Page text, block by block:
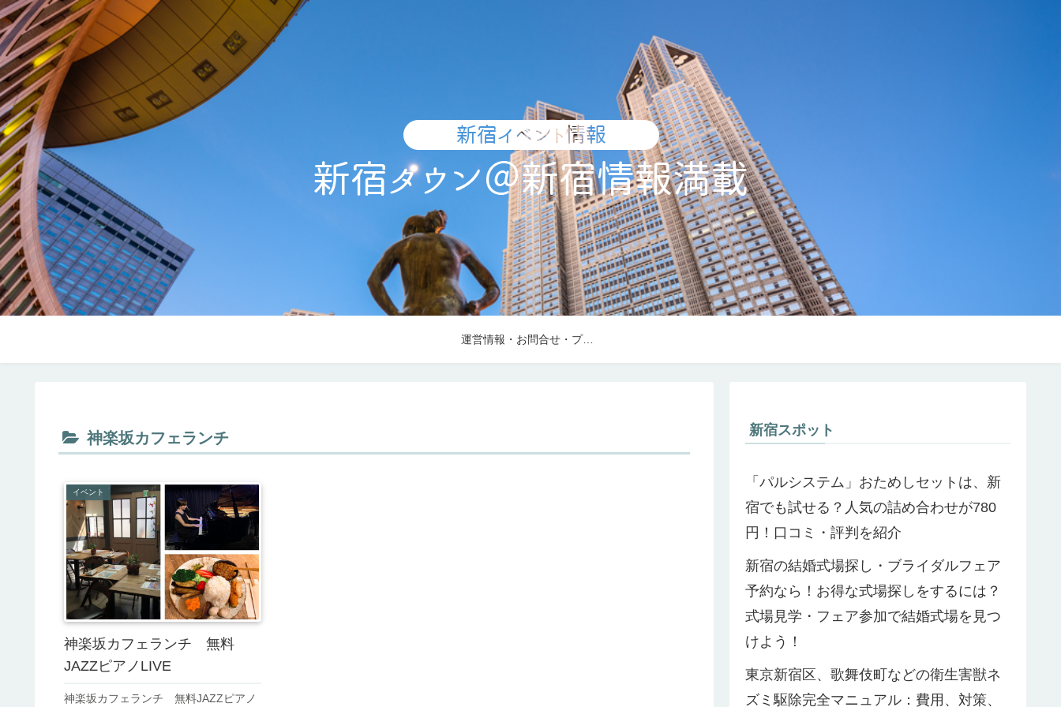
運営情報・お問合せ・プレスリリース受付・取材依頼について
神楽坂カフェランチ
イベント
神楽坂カフェランチ 無料
JAZZピアノLIVE
神楽坂カフェランチ 無料JAZZピアノ
新宿スポット
「パルシステム」おためしセットは、新
宿でも試せる？人気の詰め合わせが780
円！口コミ・評判を紹介
新宿の結婚式場探し・ブライダルフェア
予約なら！お得な式場探しをするには？
式場見学・フェア参加で結婚式場を見つ
けよう！
東京新宿区、歌舞伎町などの衛生害獣ネ
ズミ駆除完全マニュアル：費用、対策、